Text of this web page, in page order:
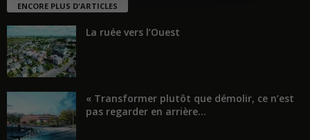
ENCORE PLUS D'ARTICLES
La ruée vers l’Ouest
« Transformer plutôt que démolir, ce n’est
pas regarder en arrière...